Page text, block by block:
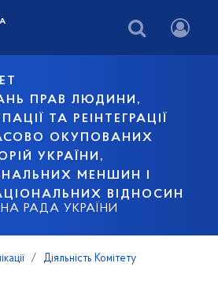
ПРАВ ЛЮДИНИ,
ТА РЕІНТЕГРАЦІЇ
ОКУПОВАНИХ
УКРАЇНИ,
МЕНШИН І
ВІДНОСИН
РАДА УКРАЇНИ
Діяльність Комітету